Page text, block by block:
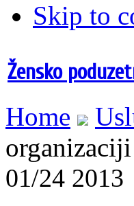
Skip to
Žensko
Home
01/24 2013